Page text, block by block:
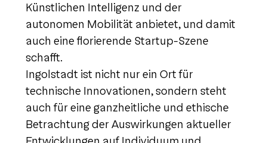
Künstlichen Intelligenz und der
autonomen Mobilität anbietet, und damit
auch eine florierende Startup-Szene
schafft.
Ingolstadt ist nicht nur ein Ort für
technische Innovationen, sondern steht
auch für eine ganzheitliche und ethische
Betrachtung der Auswirkungen aktueller